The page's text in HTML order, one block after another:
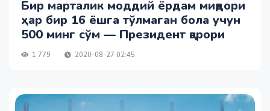
Бир марталик моддий ёрдам миқдори
ҳар бир 16 ёшга тўлмаган бола учун
500 минг сўм — Президент қарори
1 779 2020-08-27 02:45